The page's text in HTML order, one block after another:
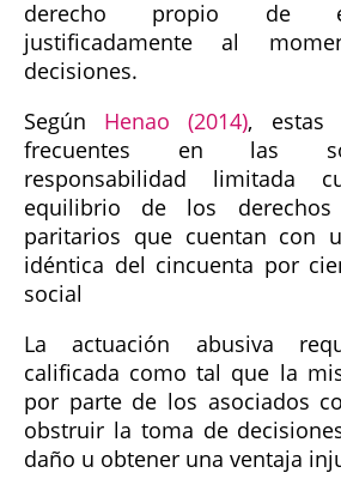
derecho propio de
justificadamente al
decisiones.
Según Henao (2014), estas
frecuentes en las
responsabilidad limitada
equilibrio de los
paritarios que cuentan con
idéntica del cincuenta por
social
La actuación abusiva
calificada como tal que la
por parte de los asociados
obstruir la toma de
daño u obtener una ventaja